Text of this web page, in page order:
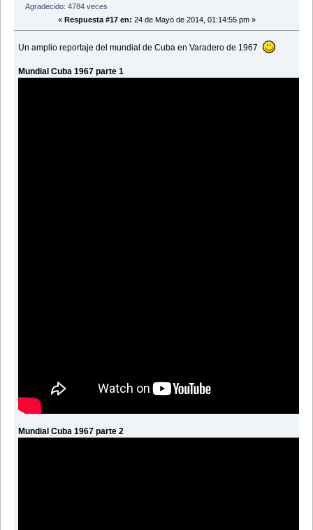
Agradecido: 4784 veces
« Respuesta #17 en: 24 de Mayo de 2014, 01:14:55 pm »
Un amplio reportaje del mundial de Cuba en Varadero de 1967
Mundial Cuba 1967 parte 1
Mundial Cuba 1967 parte 2